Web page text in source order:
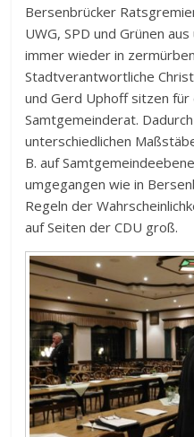
Bersenbrücker
UWG, SPD und Grünen
immer wieder in
Stadtverantwortliche
und Gerd Uphoff sitzen für
Samtgemeinderat.
unterschiedlichen
B. auf
umgegangen wie in
Regeln der
auf Seiten der CDU groß.